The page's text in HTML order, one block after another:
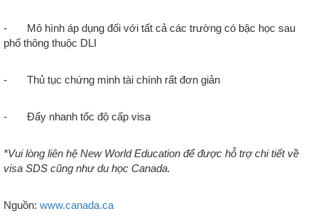
- Mô hình áp dụng đối với tất cả các trường có bậc học sau
phổ thông thuộc DLI
- Thủ tục chứng minh tài chính rất đơn giản
- Đẩy nhanh tốc độ cấp visa
*Vui lòng liên hệ New World Education để được hỗ trợ chi tiết về
visa SDS cũng như du học Canada.
Nguồn: www.canada.ca